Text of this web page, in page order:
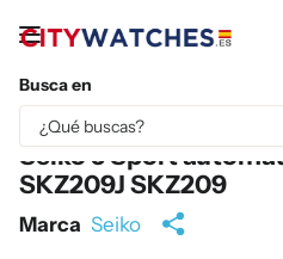
Busca en
Parte del contenido se ha
Seiko 5 Sport
SKZ209J SKZ209
Marca Seiko